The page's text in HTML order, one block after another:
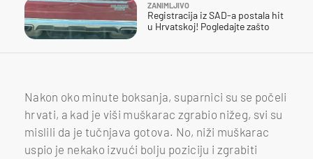
ZANIMLJIVO
Registracija iz SAD-a postala hit
u Hrvatskoj! Pogledajte zašto
Nakon oko minute boksanja, suparnici su se počeli
hrvati, a kad je viši muškarac zgrabio nižeg, svi su
mislili da je tučnjava gotova. No, niži muškarac
uspio je nekako izvući bolju poziciju i zgrabiti